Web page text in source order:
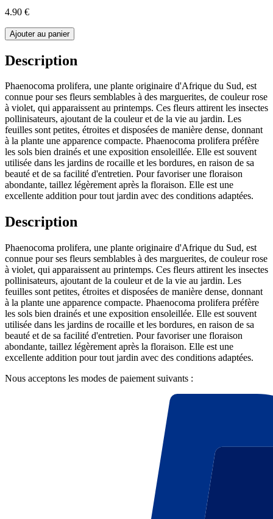
4.90 €
Ajouter au panier
Description
Phaenocoma prolifera, une plante originaire d'Afrique du Sud, est
connue pour ses fleurs semblables à des marguerites, de couleur rose
à violet, qui apparaissent au printemps. Ces fleurs attirent les insectes
pollinisateurs, ajoutant de la couleur et de la vie au jardin. Les
feuilles sont petites, étroites et disposées de manière dense, donnant
à la plante une apparence compacte. Phaenocoma prolifera préfère
les sols bien drainés et une exposition ensoleillée. Elle est souvent
utilisée dans les jardins de rocaille et les bordures, en raison de sa
beauté et de sa facilité d'entretien. Pour favoriser une floraison
abondante, taillez légèrement après la floraison. Elle est une
excellente addition pour tout jardin avec des conditions adaptées.
Description
Phaenocoma prolifera, une plante originaire d'Afrique du Sud, est
connue pour ses fleurs semblables à des marguerites, de couleur rose
à violet, qui apparaissent au printemps. Ces fleurs attirent les insectes
pollinisateurs, ajoutant de la couleur et de la vie au jardin. Les
feuilles sont petites, étroites et disposées de manière dense, donnant
à la plante une apparence compacte. Phaenocoma prolifera préfère
les sols bien drainés et une exposition ensoleillée. Elle est souvent
utilisée dans les jardins de rocaille et les bordures, en raison de sa
beauté et de sa facilité d'entretien. Pour favoriser une floraison
abondante, taillez légèrement après la floraison. Elle est une
excellente addition pour tout jardin avec des conditions adaptées.
Nous acceptons les modes de paiement suivants :